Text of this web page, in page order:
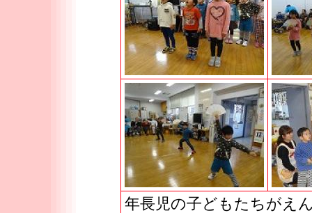
年長児の子どもたちがえ